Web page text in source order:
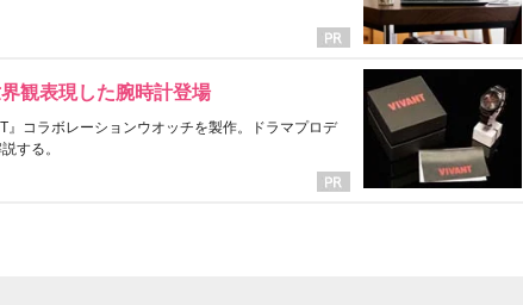
観表現した腕時計登場
』コラボレーションウオッチを製作。ドラマプロデ
する。